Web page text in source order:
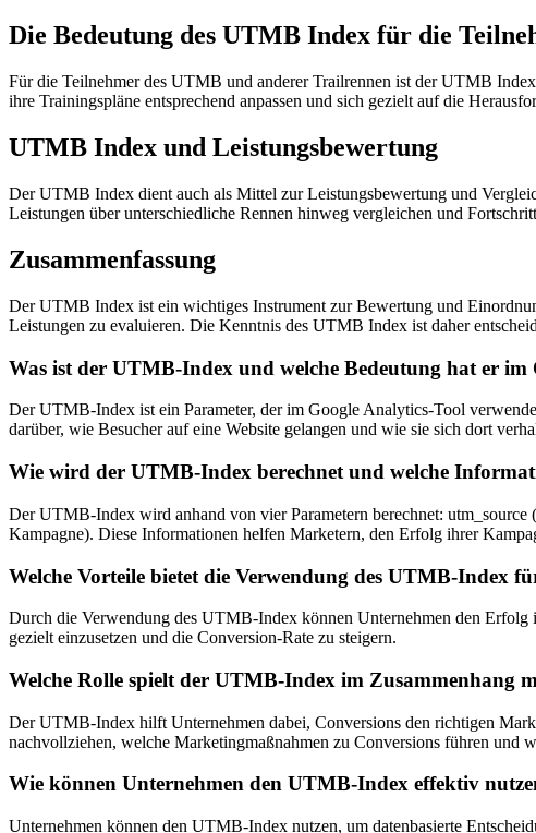
Die Bedeutung des UTMB Index für die
Für die Teilnehmer des UTMB und anderer Trailrennen ist der UTMB
ihre Trainingspläne entsprechend anpassen und sich gezielt auf die
UTMB Index und Leistungsbewertung
Der UTMB Index dient auch als Mittel zur Leistungsbewertung und
Leistungen über unterschiedliche Rennen hinweg vergleichen und
Zusammenfassung
Der UTMB Index ist ein wichtiges Instrument zur Bewertung und
Leistungen zu evaluieren. Die Kenntnis des UTMB Index ist daher
Was ist der UTMB-Index und welche Bedeutung hat er
Der UTMB-Index ist ein Parameter, der im Google Analytics-Tool
darüber, wie Besucher auf eine Website gelangen und wie sie sich dort
Wie wird der UTMB-Index berechnet und welche
Der UTMB-Index wird anhand von vier Parametern berechnet:
Kampagne). Diese Informationen helfen Marketern, den Erfolg ihrer
Welche Vorteile bietet die Verwendung des UTMB-Index
Durch die Verwendung des UTMB-Index können Unternehmen den Erfolg
gezielt einzusetzen und die Conversion-Rate zu steigern.
Welche Rolle spielt der UTMB-Index im Zusammenhang
Der UTMB-Index hilft Unternehmen dabei, Conversions den richtigen
nachvollziehen, welche Marketingmaßnahmen zu Conversions führen und
Wie können Unternehmen den UTMB-Index effektiv
Unternehmen können den UTMB-Index nutzen, um datenbasierte